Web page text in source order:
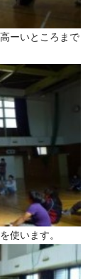
ーいところまで
使います。